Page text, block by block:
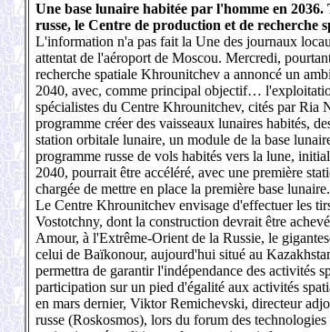
Une base lunaire habitée par l'homme en
russe, le Centre de production et de recherche
L'information n'a pas fait la Une des journaux
attentat de l'aéroport de Moscou. Mercredi,
recherche spatiale Khrounitchev a annoncé un
2040, avec, comme principal objectif…
spécialistes du Centre Khrounitchev, cités par Ria
programme créer des vaisseaux lunaires habités,
station orbitale lunaire, un module de la base
programme russe de vols habités vers la lune,
2040, pourrait être accéléré, avec une première
chargée de mettre en place la première base
Le Centre Khrounitchev envisage d'effectuer les
Vostotchny, dont la construction devrait être
Amour, à l'Extrême-Orient de la Russie, le
celui de Baïkonour, aujourd'hui situé au
permettra de garantir l'indépendance des activités
participation sur un pied d'égalité aux activités
en mars dernier, Viktor Remichevski, directeur
russe (Roskosmos), lors du forum des